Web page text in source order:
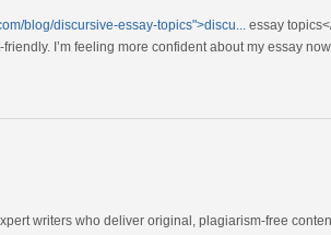
blog/discursive-essay-topics">discu...
essay
I’m feeling more confident about my essay
writers who deliver original, plagiarism-free